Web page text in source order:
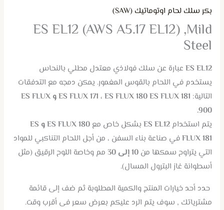
بكر سلك لحام اوتوماتيك (SAW)
ES EL12 (AWS A5.17 EL12) ,Mild
Steel
ES EL12عبارة عن سلك فولاذي معتدل مطلي بالنحاس
يستخدم في اللحام بالقوس المغمور. يمكن دمجه مع التدفقات
التالية:
ES FLUX 171 ، ES FLUX 180 ES FLUX 181 و ES FLUX
900.
يتم استخدام ES EL12بشكل خاص مع
ES FLUX 180 و ES
FLUX 181في صناعة بناء السفن ، من أجل اللحام التناكبي للمواد
التي يتراوح سمكها من 10 إلى 30
مم وخاصة اللوح الرقيق (مثل
أسطوانة غاز البترول المسال).
حدد أحد خيارات المنتج والكمية المطلوبة ثم ضف إلى قائمة
مشترياتك , سوف يتم الرد عليكم بعرض سعر فى أقرب وقت.